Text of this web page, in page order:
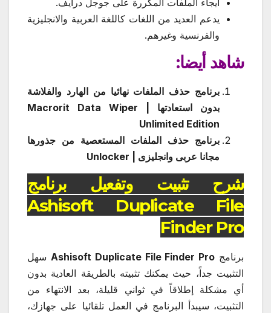
يدعم العديد من اللغات كاللغة العربية والانجليزية
والفرنسية وغيرهم.
شاهد أيضا:
برنامج حذف الملفات نهائيا من الهارد والفلاشة
بدون استعادتها | Macrorit Data Wiper
Unlimited Edition
برنامج حذف الملفات المستعصية من جذورها
مجانا عربى وانجليزى | Unlocker
شرح تثبيت وتفعيل برنامج
Ashisoft Duplicate File
Finder Pro
برنامج Ashisoft Duplicate File Finder Pro سهل
التثبيت جداً، حيث يمكنك تثبيته بالطريقة العادية بدون
أي مشكلة إطلاقاً في ثواني قليلة، بعد الانتهاء من
التثبيت، سيبدأ البرنامج في العمل تلقائيا على جهازك،